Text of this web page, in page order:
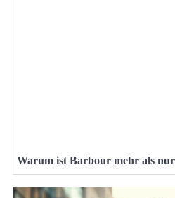
Warum ist Barbour mehr als